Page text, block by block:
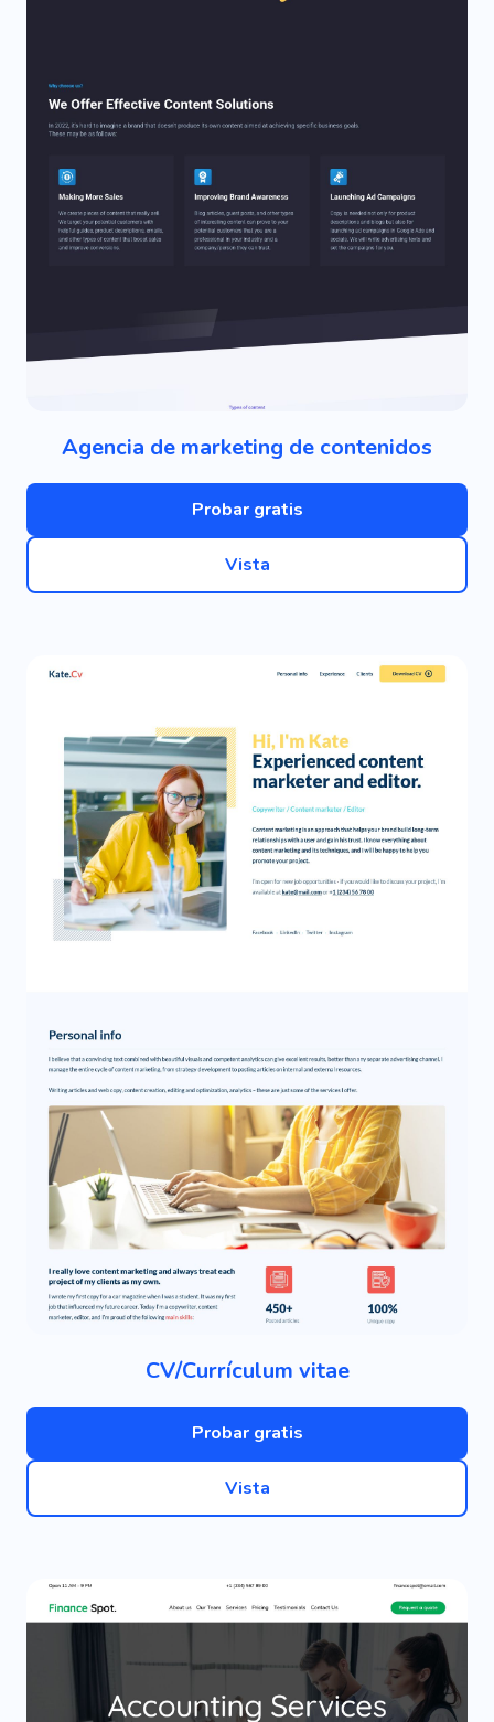
Agencia de marketing de contenidos
Probar gratis
Vista
CV/Currículum vitae
Probar gratis
Vista